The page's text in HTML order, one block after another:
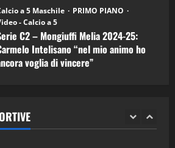
a 5 Maschile
PRIMO PIANO
- Calcio a 5
C2 – Mongiuffi Melia 2024-25:
Intelisano “nel mio animo ho
voglia di vincere”
in Podcast: 30^ Puntata
05 Maggio 2026)
08/05/2026
28/04/2026